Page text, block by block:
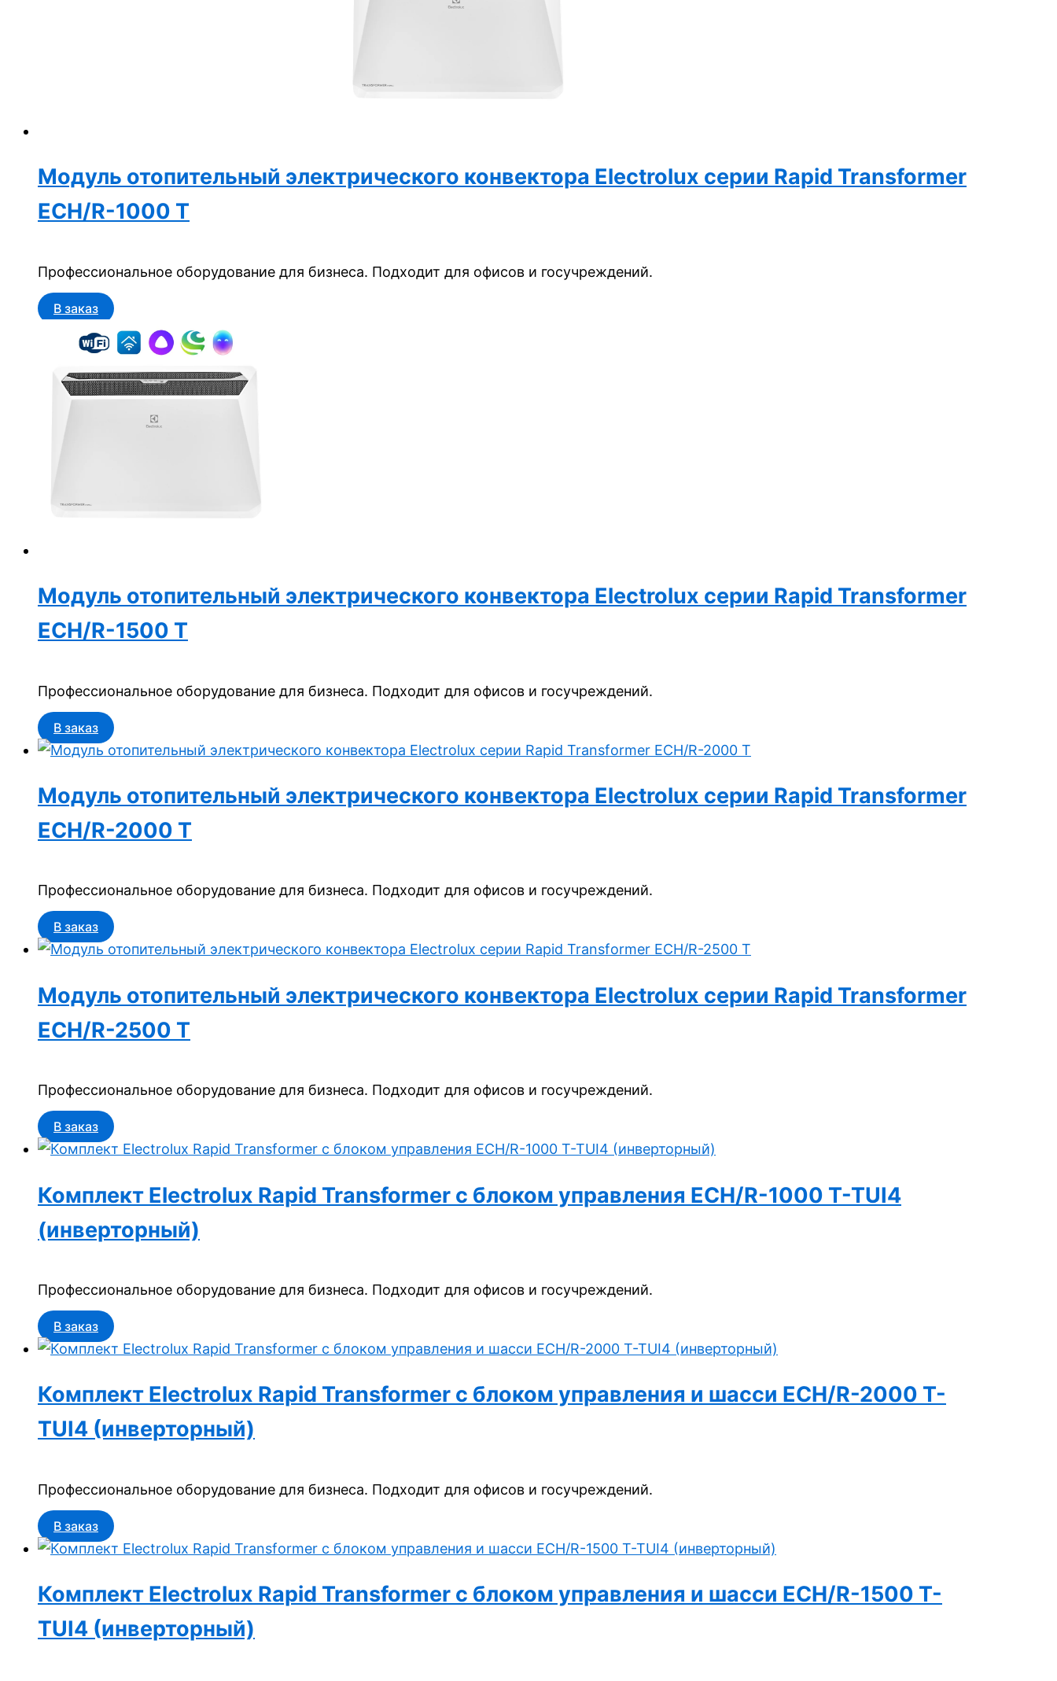
Модуль отопительный электрического конвектора Electrolux серии Rapid Transformer
ECH/R-1000 T
Профессиональное оборудование для бизнеса. Подходит для офисов и госучреждений.
В заказ
Модуль отопительный электрического конвектора Electrolux серии Rapid Transformer
ECH/R-1500 T
Профессиональное оборудование для бизнеса. Подходит для офисов и госучреждений.
В заказ
Модуль отопительный электрического конвектора Electrolux серии Rapid Transformer
ECH/R-2000 T
Профессиональное оборудование для бизнеса. Подходит для офисов и госучреждений.
В заказ
Модуль отопительный электрического конвектора Electrolux серии Rapid Transformer
ECH/R-2500 T
Профессиональное оборудование для бизнеса. Подходит для офисов и госучреждений.
В заказ
Комплект Electrolux Rapid Transformer с блоком управления ECH/R-1000 T-TUI4
(инверторный)
Профессиональное оборудование для бизнеса. Подходит для офисов и госучреждений.
В заказ
Комплект Electrolux Rapid Transformer с блоком управления и шасси ECH/R-2000 T-
TUI4 (инверторный)
Профессиональное оборудование для бизнеса. Подходит для офисов и госучреждений.
В заказ
Комплект Electrolux Rapid Transformer с блоком управления и шасси ECH/R-1500 T-
TUI4 (инверторный)